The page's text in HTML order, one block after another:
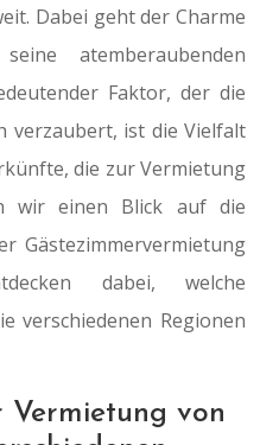
Dabei geht der Charme
atemberaubenden
Faktor, der die
verzaubert, ist die Vielfalt
die zur Vermietung
wir einen Blick auf die
Gästezimmervermietung
dabei, welche
verschiedenen Regionen
Vermietung von